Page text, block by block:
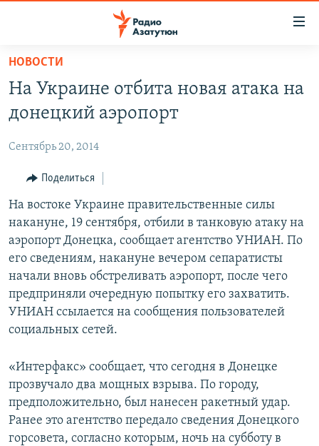
Перейти
основному
содержанию
навигации
Перейти
поиску
НОВОСТИ
ОБЩЕСТВО
ЭКОНОМИКА
РЕГИОН
НАГОРНЫЙ КАРАБАХ
КУЛЬТУРА
СПОРТ
АРХИВ
English
Русский
Все сайты Радио Азатутюн
НОВОСТИ
На Украине отбита новая атака на
донецкий аэропорт
Сентябрь 20, 2014
Поделиться
На востоке Украине правительственные силы
накануне, 19 сентября, отбили в танковую атаку на
аэропорт Донецка, сообщает агентство УНИАН. По
его сведениям, накануне вечером сепаратисты
начали вновь обстреливать аэропорт, после чего
предприняли очередную попытку его захватить.
УНИАН ссылается на сообщения пользователей
социальных сетей.
«Интерфакс» сообщает, что сегодня в Донецке
прозвучало два мощных взрыва. По городу,
предположительно, был нанесен ракетный удар.
Ранее это агентство передало сведения Донецкого
горсовета, согласно которым, ночь на субботу в